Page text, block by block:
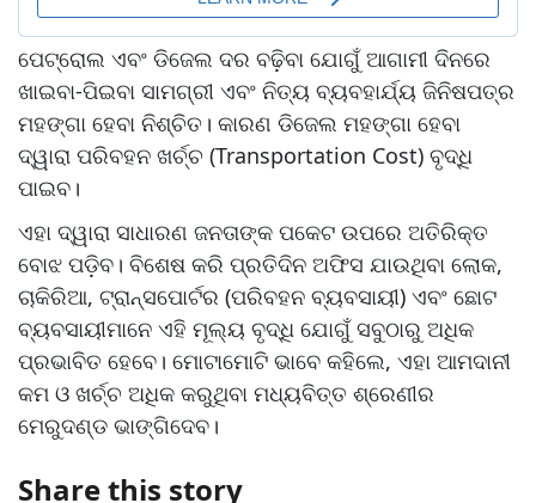
ପେଟ୍ରୋଲ ଏବଂ ଡିଜେଲ ଦର ବଢ଼ିବା ଯୋଗୁଁ ଆଗାମୀ ଦିନରେ
ଖାଇବା-ପିଇବା ସାମଗ୍ରୀ ଏବଂ ନିତ୍ୟ ବ୍ୟବହାର୍ଯ୍ୟ ଜିନିଷପତ୍ର
ମହଙ୍ଗା ହେବା ନିଶ୍ଚିତ। କାରଣ ଡିଜେଲ ମହଙ୍ଗା ହେବା
ଦ୍ୱାରା ପରିବହନ ଖର୍ଚ୍ଚ (Transportation Cost) ବୃଦ୍ଧି
ପାଇବ।
ଏହା ଦ୍ୱାରା ସାଧାରଣ ଜନତାଙ୍କ ପକେଟ ଉପରେ ଅତିରିକ୍ତ
ବୋଝ ପଡ଼ିବ। ବିଶେଷ କରି ପ୍ରତିଦିନ ଅଫିସ ଯାଉଥିବା ଲୋକ,
ଚାକିରିଆ, ଟ୍ରାନ୍ସପୋର୍ଟର (ପରିବହନ ବ୍ୟବସାୟୀ) ଏବଂ ଛୋଟ
ବ୍ୟବସାୟୀମାନେ ଏହି ମୂଲ୍ୟ ବୃଦ୍ଧି ଯୋଗୁଁ ସବୁଠାରୁ ଅଧିକ
ପ୍ରଭାବିତ ହେବେ। ମୋଟାମୋଟି ଭାବେ କହିଲେ, ଏହା ଆମଦାନୀ
କମ ଓ ଖର୍ଚ୍ଚ ଅଧିକ କରୁଥିବା ମଧ୍ୟବିତ୍ତ ଶ୍ରେଣୀର
ମେରୁଦଣ୍ଡ ଭାଙ୍ଗିଦେବ।
Share this story